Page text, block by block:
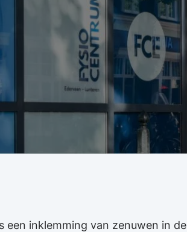
een inklemming van zenuwen in de